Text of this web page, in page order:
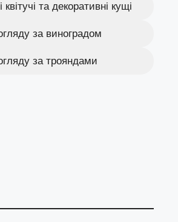
та декоративні кущі
за виноградом
за трояндами